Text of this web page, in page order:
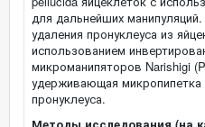
для дальнейших
удаления пронуклеуса из
использованием
микроманипяторов Narishigi
удерживающая микропипетка
пронуклеуса.